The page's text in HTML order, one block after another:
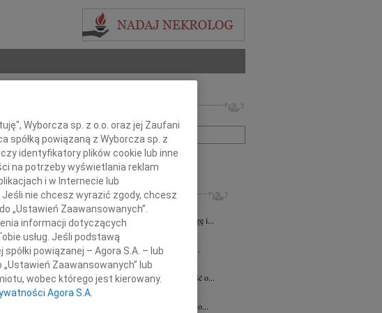
+ szukanie zaawansowane
INNE NEKROLOGI
07.08.2026Katowice
Z wielkim smutkiem żegnamy naszego Kolegę i...
06.08.2026Katowice
Drogiej Koleżance Sabinie Kacan składamy...
Marcin Kurek 24.07.2026 Katowice
Z głębokim smutkiem przyjęliśmy wiadomość o...
Tadeusz Zając
Z głębokim smutkiem przyjąłem wiadomość o...
Wyborcza sp. z o.o. oraz jej Zaufani
spółką powiązaną z Wyborcza sp. z
identyfikatory plików cookie lub inne
na potrzeby wyświetlania reklam
i w Internecie lub
nie chcesz wyrazić zgody, chcesz
„Ustawień Zaawansowanych”.
informacji dotyczących
usług. Jeśli podstawą
powiązanej – Agora S.A. – lub
Zaawansowanych” lub
wobec którego jest kierowany.
Agora S.A.